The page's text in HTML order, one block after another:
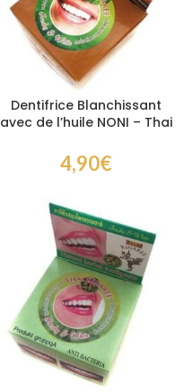
Dentifrice Blanchissant
avec de l’huile NONI – Thai
4,90€